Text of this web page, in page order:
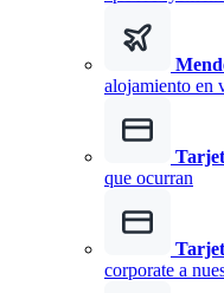
alojamiento en
que ocurran
corporate a